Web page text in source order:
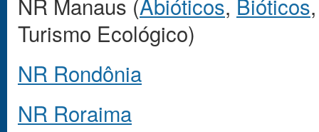
Turismo Ecológico)
NR Rondônia
NR Roraima